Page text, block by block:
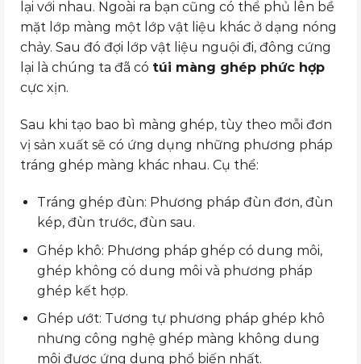
lại với nhau. Ngoài ra bạn cũng có thể phủ lên bề
mặt lớp màng một lớp vật liệu khác ở dạng nóng
chảy. Sau đó đợi lớp vật liệu nguội đi, đông cứng
lại là chúng ta đã có túi màng ghép phức hợp
cực xịn.
Sau khi tạo bao bì màng ghép, tùy theo mỗi đơn
vị sản xuất sẽ có ứng dụng những phương pháp
tráng ghép màng khác nhau. Cụ thể:
Tráng ghép đùn: Phương pháp đùn đơn, đùn
kép, đùn trước, đùn sau.
Ghép khô: Phương pháp ghép có dung môi,
ghép không có dung môi và phương pháp
ghép kết hợp.
Ghép ướt: Tương tự phương pháp ghép khô
nhưng công nghệ ghép màng không dung
môi được ứng dụng phổ biến nhất.